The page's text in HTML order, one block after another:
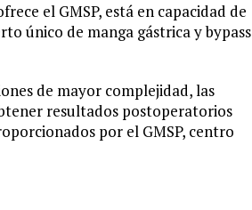
el GMSP, está en capacidad de
único de manga gástrica y bypass
de mayor complejidad, las
resultados postoperatorios
por el GMSP, centro